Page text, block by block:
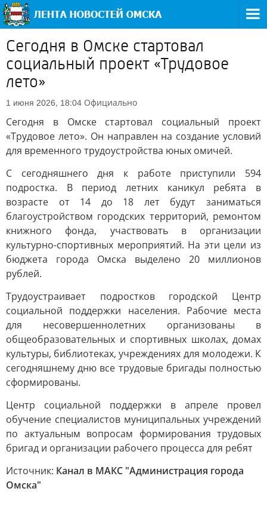
Сегодня в Омске стартовал
социальный проект «Трудовое
лето»
1 июня 2026, 18:04 Официально
Сегодня в Омске стартовал социальный проект
«Трудовое лето». Он направлен на создание условий
для временного трудоустройства юных омичей.
С сегодняшнего дня к работе приступили 594
подростка. В период летних каникул ребята в
возрасте от 14 до 18 лет будут заниматься
благоустройством городских территорий, ремонтом
книжного фонда, участвовать в организации
культурно-спортивных мероприятий. На эти цели из
бюджета города Омска выделено 20 миллионов
рублей.
Трудоустраивает подростков городской Центр
социальной поддержки населения. Рабочие места
для несовершеннолетних организованы в
общеобразовательных и спортивных школах, домах
культуры, библиотеках, учреждениях для молодежи. К
сегодняшнему дню все трудовые бригады полностью
сформированы.
Центр социальной поддержки в апреле провел
обучение специалистов муниципальных учреждений
по актуальным вопросам формирования трудовых
бригад и организации рабочего процесса для ребят
Источник: Канал в МАКС "Администрация города
Омска"